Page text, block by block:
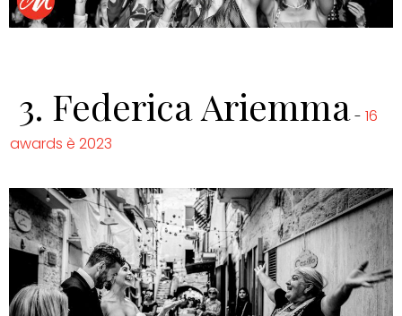
3. Federica Ariemma- 16
awards è 2023